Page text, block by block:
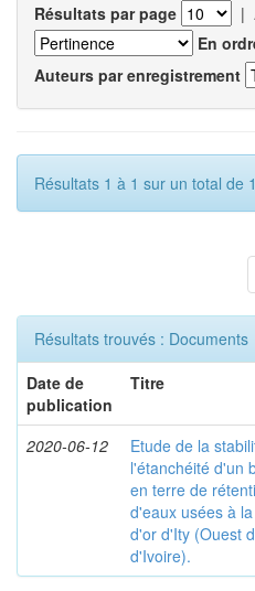
Résultats par page |
En
Auteurs par enregistrement
Résultats 1 à 1 sur un total de
Résultats trouvés : Documents
Date de
publication
Titre
2020-06-12
Etude de la
l'étanchéité d'un
en terre de
d'eaux usées à
d'or d'Ity (Ouest
d'Ivoire).